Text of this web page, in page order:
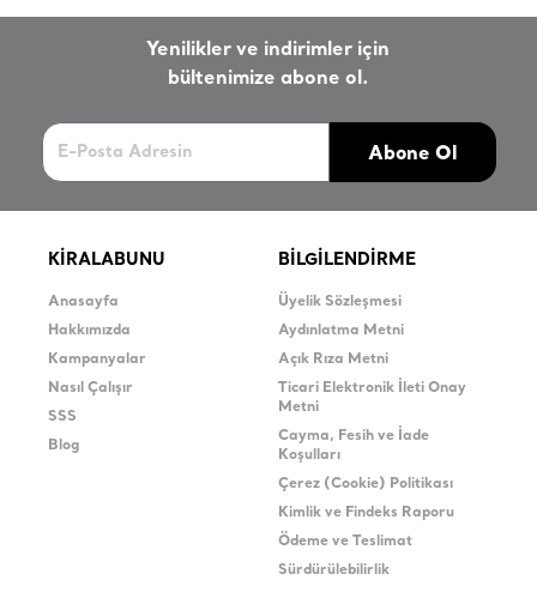
Yenilikler ve indirimler için
bültenimize abone ol.
Abone Ol
KİRALABUNU
Anasayfa
Hakkımızda
Kampanyalar
Nasıl Çalışır
SSS
Blog
BİLGİLENDİRME
Üyelik Sözleşmesi
Aydınlatma Metni
Açık Rıza Metni
Ticari Elektronik İleti Onay
Metni
Cayma, Fesih ve İade
Koşulları
Çerez (Cookie) Politikası
Kimlik ve Findeks Raporu
Ödeme ve Teslimat
Sürdürülebilirlik